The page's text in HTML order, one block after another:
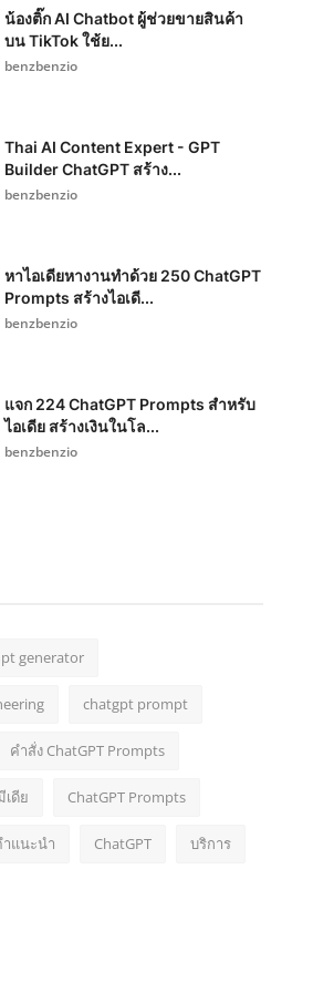
น้องติ๊ก AI Chatbot ผู้ช่วยขายสินค้า
บน TikTok ใช้ย...
benzbenzio
Thai AI Content Expert - GPT
Builder ChatGPT สร้าง...
benzbenzio
หาไอเดียหางานทำด้วย 250 ChatGPT
Prompts สร้างไอเดี...
benzbenzio
แจก 224 ChatGPT Prompts สำหรับ
ไอเดีย สร้างเงินในโล...
benzbenzio
generator
chatgpt prompt
คำสั่ง ChatGPT Prompts
ดีย ChatGPT Prompts
แนะนำ ChatGPT บริการ